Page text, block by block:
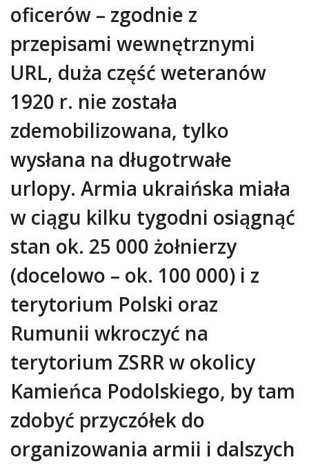
oficerów – zgodnie z
przepisami wewnętrznymi
URL, duża część weteranów
1920 r. nie została
zdemobilizowana, tylko
wysłana na długotrwałe
urlopy. Armia ukraińska miała
w ciągu kilku tygodni osiągnąć
stan ok. 25 000 żołnierzy
(docelowo – ok. 100 000) i z
terytorium Polski oraz
Rumunii wkroczyć na
terytorium ZSRR w okolicy
Kamieńca Podolskiego, by tam
zdobyć przyczółek do
organizowania armii i dalszych